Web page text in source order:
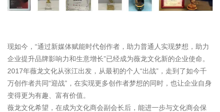
现如今，“通过新媒体赋能时代创作者，助力普通人实现梦想，助力
企业提升品牌影响力和生意增长”已经成为薇龙文化新的企业使命。
2017年薇龙文化从张江出发，从最初的个人“出战”，走到了如今千
万创作者共同“迎战”，在实现更多创作者梦想的同时，也让企业自身
变得更为有趣、富有价值。
薇龙文化希望，在成为文化商会副会长后，能进一步与文化商会保